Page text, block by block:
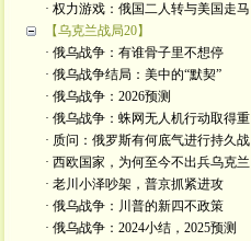
· 权力游戏：俄国二人转与美国走马
【乌克兰战局20】
· 俄乌战争：有谁骨子里不想停
· 俄乌战争结局：美中的“默契”
· 俄乌战争：2026预测
· 俄乌战争：蛛网无人机行动取得重
· 质问：俄罗斯有何底气进行持久战
· 西欧国家，为何至今不出兵乌克兰
· 老川小泽吵架，普京抓紧进攻
· 俄乌战争：川普的新四不政策
· 俄乌战争：2024小结，2025预测